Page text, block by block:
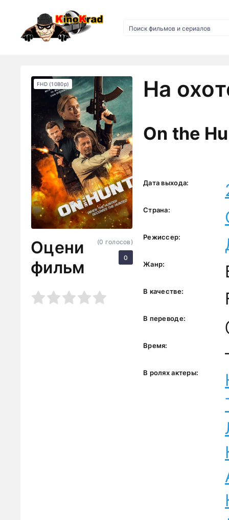
На
On the
FHD (1080p)
Оцени
фильм
5
(0 голосов)
0
Дата выхода:
Страна:
Режиссер:
Жанр:
В качестве:
В переводе:
Время:
В ролях актеры: